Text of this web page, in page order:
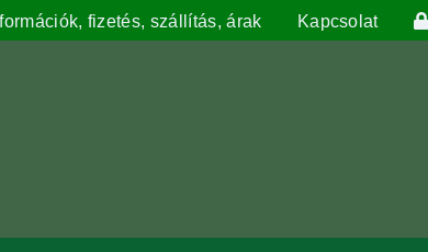
fizetés, szállítás, árak Kapcsolat